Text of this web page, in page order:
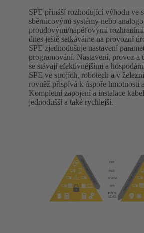
SPE přináší rozhodující výhodu ve
sběrnicovými systémy nebo
proudovými/napěťovými
dnes ještě setkáváme na provozní
SPE zjednodušuje nastavení
programování. Nastavení, provoz a
se stávají efektivnějšími a
SPE ve strojích, robotech a v
rovněž přispívá k úspoře hmotnosti
Kompletní zapojení a instalace
jednodušší a také rychlejší.